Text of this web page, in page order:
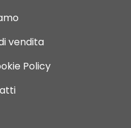
vendita
Policy